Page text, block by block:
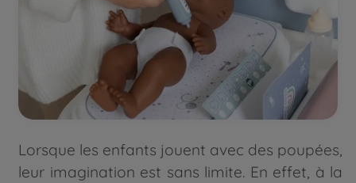
Lorsque les enfants jouent avec des poupées,
leur imagination est sans limite. En effet, à la